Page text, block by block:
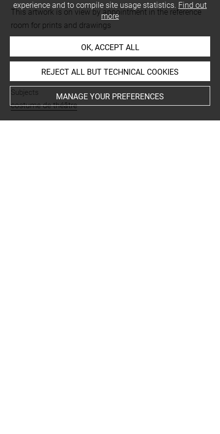
This artwork is on view by appointment in the reference
room for prints and drawings
Subjects
costume de théâtre
experience and to compile site usage statistics. Find out
more
OK, ACCEPT ALL
REJECT ALL BUT TECHNICAL COOKIES
MANAGE YOUR PREFERENCES